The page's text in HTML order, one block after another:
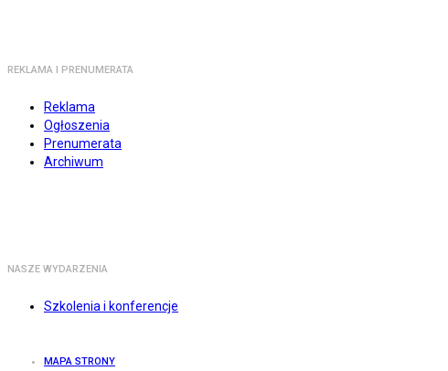
REKLAMA I PRENUMERATA
Reklama
Ogłoszenia
Prenumerata
Archiwum
NASZE WYDARZENIA
Szkolenia i konferencje
MAPA STRONY